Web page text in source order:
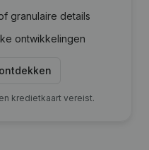
granulaire details
ontwikkelingen
kredietkaart vereist.